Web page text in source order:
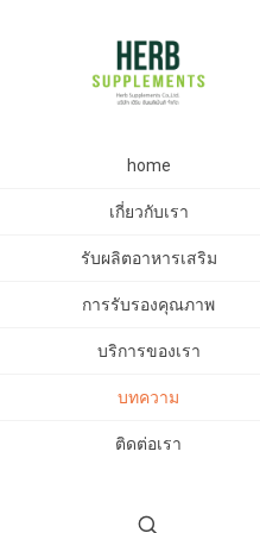
home
เกี่ยวกับเรา
รับผลิตอาหารเสริม
การรับรองคุณภาพ
บริการของเรา
บทความ
ติดต่อเรา